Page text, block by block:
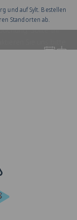
und auf Sylt. Bestellen
Standorten ab.